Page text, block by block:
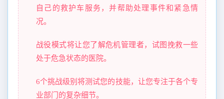
自己的救护车服务，并帮助处理事件和紧急情
况。
战役模式将让您了解危机管理者，试图挽救一些
处于危急状态的医院。
6个挑战级别将测试您的技能，让您专注于各个专
业部门的复杂细节。